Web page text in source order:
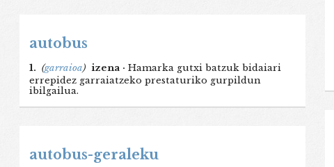
autobus
1. (garraioa) izena · Hamarka gutxi batzuk bidaiari
errepidez garraiatzeko prestaturiko gurpildun
ibilgailua.
autobus-geraleku